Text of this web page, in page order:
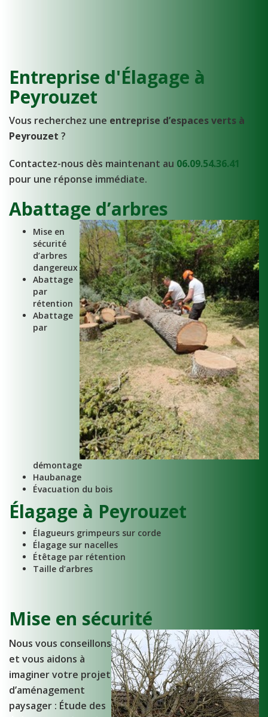
Entreprise d'Élagage à
Peyrouzet
Vous recherchez une entreprise d’espaces verts à
Peyrouzet ?
Contactez-nous dès maintenant au 06.09.54.36.41
pour une réponse immédiate.
Abattage d’arbres
Mise en
sécurité
d’arbres
dangereux
Abattage
par
rétention
Abattage
par
démontage
Haubanage
Évacuation du bois
Élagage à Peyrouzet
Élagueurs grimpeurs sur corde
Élagage sur nacelles
Étêtage par rétention
Taille d’arbres
Mise en sécurité
Nous vous conseillons
et vous aidons à
imaginer votre projet
d’aménagement
paysager : Étude des